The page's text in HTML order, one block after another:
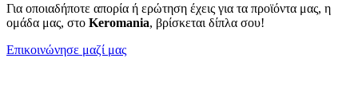
Για οποιαδήποτε απορία ή ερώτηση έχεις για τα προϊόντα μας, η
ομάδα μας, στο Keromania, βρίσκεται δίπλα σου!
Επικοινώνησε μαζί μας